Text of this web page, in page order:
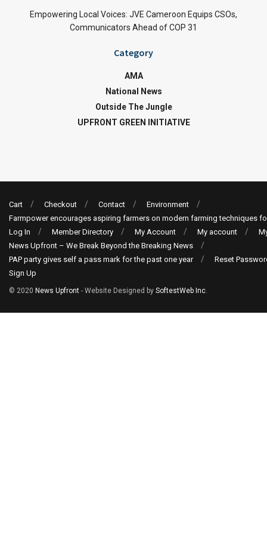
Empowering Local Voices: JVE Cameroon Equips CSOs,
Communicators Ahead of COP 31
Category
AMA
National News
Outside The Jungle
UPFRONT GREEN INITIATIVE
Cart Checkout Contact
Environment
Farmpower encourages aspiring farmers on modern farming techniques
Log In
Member Directory My Account My account
News Upfront – We Break Beyond the Breaking News
PAP party gives self a pass mark for the past one year
Reset
Sign Up
© 2020 News Upfront - Website Designed by SoftestWeb Inc.